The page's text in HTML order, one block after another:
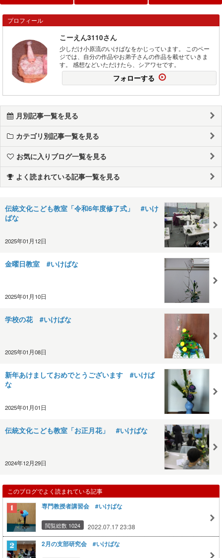
プロフィール
こーえん3110さん
少しだけ小原流のいけばなをかじっています。 このペー
ジでは、自分の作品やお弟子さんの作品を載せていきま
す。 感想などいただけたら、シアワセです。
フォローする
月別記事一覧を見る
カテゴリ別記事一覧を見る
お気に入りブログ一覧を見る
よく読まれている記事一覧を見る
伝統文化こども教室「令和6年度修了式」 #いけ
ばな
2025年01月12日
金曜日教室 #いけばな
2025年01月10日
学校の花 #いけばな
2025年01月08日
新年あけましておめでとうございます #いけば
な
2025年01月01日
伝統文化こども教室「お正月花」 #いけばな
2024年12月29日
このブログでよく読まれている記事
専門教授者講習会 #いけばな
閲覧総数 1024 2022.07.17 23:38
2月の支部研究会 #いけばな